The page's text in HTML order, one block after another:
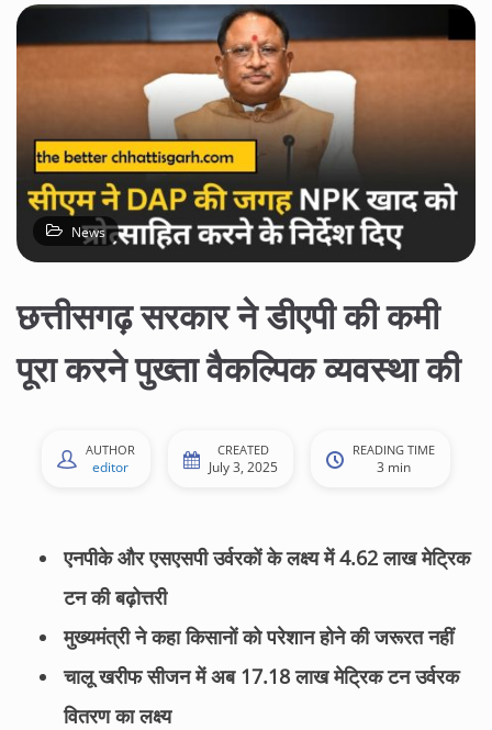
News
छत्तीसगढ़ सरकार ने डीएपी की कमी
पूरा करने पुख्ता वैकल्पिक व्यवस्था की
AUTHOR
editor
CREATED
July 3, 2025
READING TIME
3 min
एनपीके और एसएसपी उर्वरकों के लक्ष्य में 4.62 लाख मेट्रिक
टन की बढ़ोत्तरी
मुख्यमंत्री ने कहा किसानों को परेशान होने की जरूरत नहीं
चालू खरीफ सीजन में अब 17.18 लाख मेट्रिक टन उर्वरक
वितरण का लक्ष्य